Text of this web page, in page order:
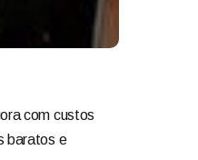
com custos
baratos e